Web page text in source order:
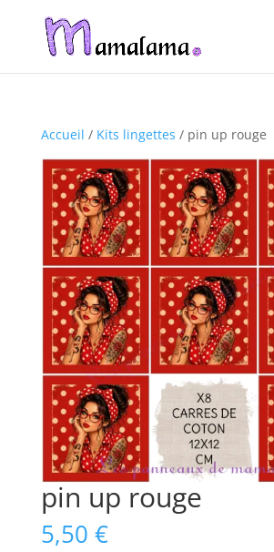
Accueil / Kits lingettes / pin up rouge
pin up rouge
5,50 €